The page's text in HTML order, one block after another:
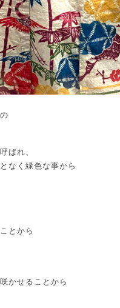
ばれ、
なく緑色な事から
とから
かせることから